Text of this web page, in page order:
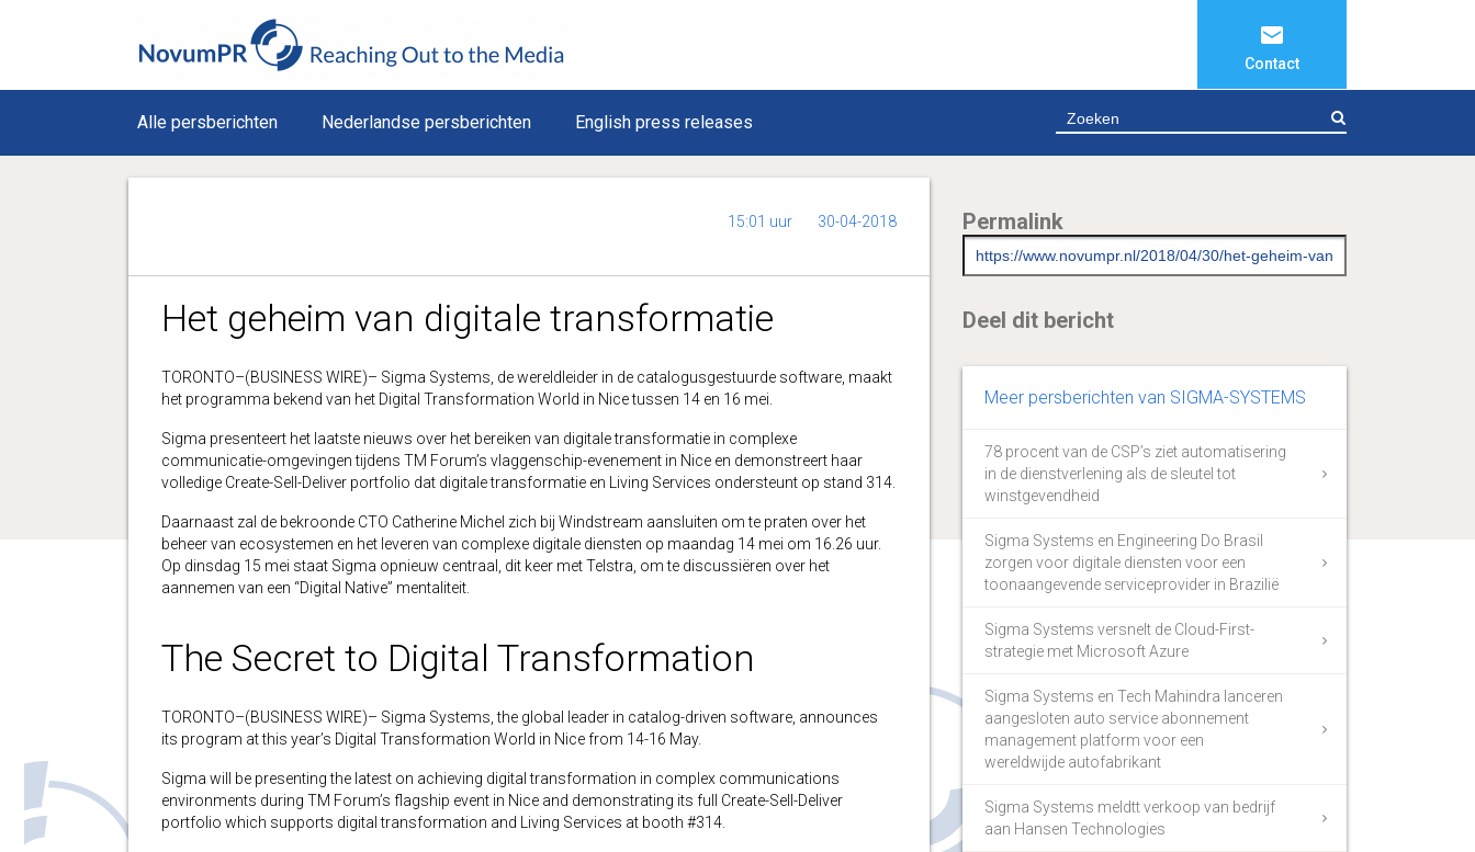
Contact
Alle persberichten Nederlandse persberichten English press releases
15:01 uur 30-04-2018
Het geheim van digitale transformatie
TORONTO–(BUSINESS WIRE)– Sigma Systems, de wereldleider in de catalogusgestuurde software, maakt
het programma bekend van het Digital Transformation World in Nice tussen 14 en 16 mei.
Sigma presenteert het laatste nieuws over het bereiken van digitale transformatie in complexe
communicatie-omgevingen tijdens TM Forum’s vlaggenschip-evenement in Nice en demonstreert haar
volledige Create-Sell-Deliver portfolio dat digitale transformatie en Living Services ondersteunt op stand 314.
Daarnaast zal de bekroonde CTO Catherine Michel zich bij Windstream aansluiten om te praten over het
beheer van ecosystemen en het leveren van complexe digitale diensten op maandag 14 mei om 16.26 uur.
Op dinsdag 15 mei staat Sigma opnieuw centraal, dit keer met Telstra, om te discussiëren over het
aannemen van een “Digital Native” mentaliteit.
The Secret to Digital Transformation
TORONTO–(BUSINESS WIRE)– Sigma Systems, the global leader in catalog-driven software, announces
its program at this year’s Digital Transformation World in Nice from 14-16 May.
Sigma will be presenting the latest on achieving digital transformation in complex communications
environments during TM Forum’s flagship event in Nice and demonstrating its full Create-Sell-Deliver
portfolio which supports digital transformation and Living Services at booth #314.
Permalink
Deel dit bericht
Meer persberichten van SIGMA-SYSTEMS
78 procent van de CSP’s ziet automatisering
in de dienstverlening als de sleutel tot
winstgevendheid
Sigma Systems en Engineering Do Brasil
zorgen voor digitale diensten voor een
toonaangevende serviceprovider in Brazilië
Sigma Systems versnelt de Cloud-First-
strategie met Microsoft Azure
Sigma Systems en Tech Mahindra lanceren
aangesloten auto service abonnement
management platform voor een
wereldwijde autofabrikant
Sigma Systems meldtt verkoop van bedrijf
aan Hansen Technologies